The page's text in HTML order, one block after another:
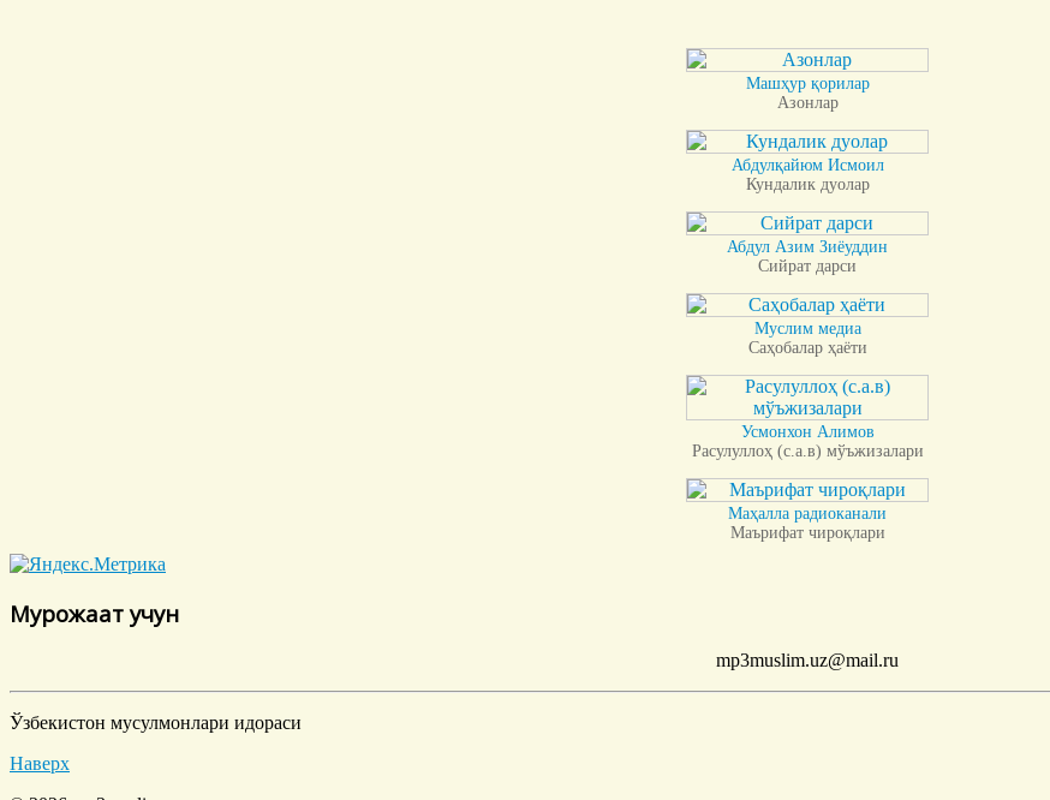
Машҳур қорилар
Азонлар
Абдулқайюм Исмоил
Кундалик дуолар
Абдул Азим Зиёуддин
Сийрат дарси
Муслим медиа
Саҳобалар ҳаёти
Усмонхон Алимов
Расулуллоҳ (с.а.в) мўъжизалари
Маҳалла радиоканали
Маърифат чироқлари
Мурожаат учун
mp3muslim.uz@mail.ru
Ўзбекистон мусулмонлари идораси
Наверх